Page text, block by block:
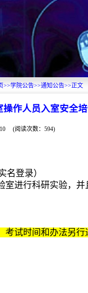
>>学院公告>>通知公告>>正文
作人员入室安全
(阅读次数： 594)
名登录）
室进行科研实验，
试时间和办法另行